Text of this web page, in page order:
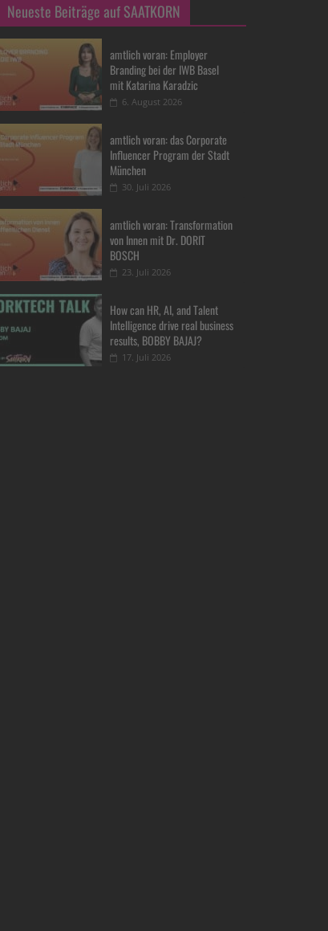
Neueste Beiträge auf SAATKORN
amtlich voran: Employer
Branding bei der IWB Basel
mit Katarina Karadzic
6. August 2026
amtlich voran: das Corporate
Influencer Program der Stadt
München
30. Juli 2026
amtlich voran: Transformation
von Innen mit Dr. DORIT
BOSCH
23. Juli 2026
How can HR, AI, and Talent
Intelligence drive real business
results, BOBBY BAJAJ?
17. Juli 2026